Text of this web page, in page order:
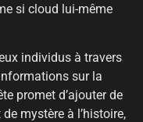
si cloud lui-même
individus à travers
sur la
promet d’ajouter de
mystère à l’histoire,